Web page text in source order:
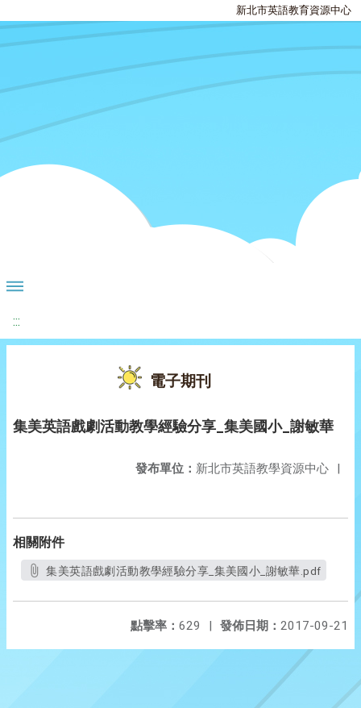
新北市英語教育資源中心
:::
電子期刊
集美英語戲劇活動教學經驗分享_集美國小_謝敏華
發布單位： 新北市英語教學資源中心 |
相關附件
集美英語戲劇活動教學經驗分享_集美國小_謝敏華.pdf
發佈日期： 2017-09-21
點擊率： 629 |